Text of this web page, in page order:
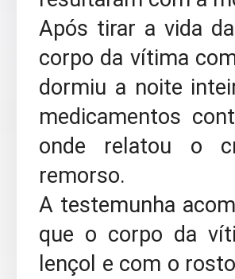
Após tirar a vida
corpo da vítima
dormiu a noite
medicamentos
onde relatou o
remorso.
A testemunha
que o corpo da
lençol e com o